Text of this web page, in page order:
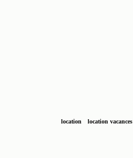
location location vacances